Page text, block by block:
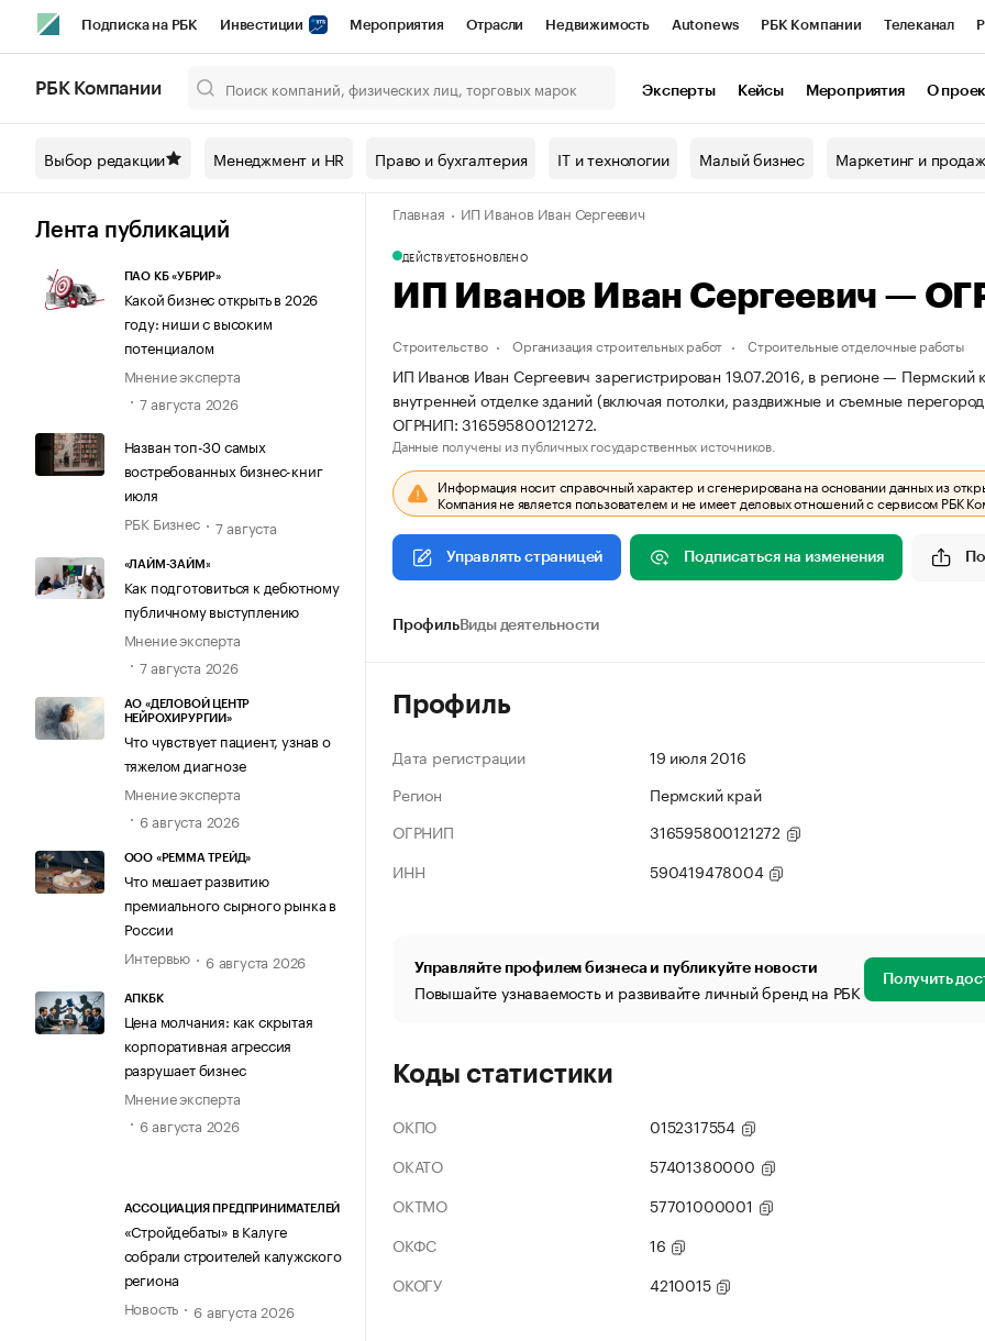
Подписка на РБК Инвестиции Мероприятия Отрасли Недвижимость Autonews РБК Компании Телеканал
Спецпроекты СПб Конференции СПб Спецпроекты Проверка контрагентов
Технологии и медиа Рынок наличной валюты
РБК Компании Эксперты Кейсы Мероприятия О
Выбор редакции Менеджмент и HR Право и бухгалтерия IT и технологии Малый бизнес Маркетинг и
Лента публикаций
ПАО КБ «УБРИР»
Какой бизнес открыть в 2026
году: ниши с высоким
потенциалом
Мнение эксперта
7 августа 2026
Назван топ-30 самых
востребованных бизнес-книг
июля
РБК Бизнес
7 августа
«ЛАЙМ-ЗАЙМ»
Как подготовиться к дебютному
публичному выступлению
Мнение эксперта
7 августа 2026
АО «ДЕЛОВОЙ ЦЕНТР
НЕЙРОХИРУРГИИ»
Что чувствует пациент, узнав о
тяжелом диагнозе
Мнение эксперта
6 августа 2026
ООО «РЕММА ТРЕЙД»
Что мешает развитию
премиального сырного рынка в
России
Интервью
6 августа 2026
АПКБК
Цена молчания: как скрытая
корпоративная агрессия
разрушает бизнес
Мнение эксперта
6 августа 2026
АССОЦИАЦИЯ ПРЕДПРИНИМАТЕЛЕЙ
«Стройдебаты» в Калуге
собрали строителей калужского
региона
Новость
6 августа 2026
Главная ИП Иванов Иван Сергеевич
ДЕЙСТВУЕТОБНОВЛЕНО
ИП Иванов Иван Сергеевич —
Строительство Организация строительных работ Строительные отделочные работы
ИП Иванов Иван Сергеевич зарегистрирован 19.07.2016, в регионе — Пермский
внутренней отделке зданий (включая потолки, раздвижные и съемные
ОГРНИП: 316595800121272.
Данные получены из публичных государственных источников.
Информация носит справочный характер и сгенерирована на основании данных из
Компания не является пользователем и не имеет деловых отношений с сервисом РБК
Управлять страницей Подписаться на изменения
ПрофильВиды деятельности
Профиль
Дата регистрации
19 июля 2016
Регион
Пермский край
ОГРНИП
316595800121272
ИНН
590419478004
Управляйте профилем бизнеса и публикуйте новости
Повышайте узнаваемость и развивайте личный бренд на РБК Получить
Коды статистики
ОКПО
0152317554
ОКАТО
57401380000
ОКТМО
57701000001
ОКФС
16
ОКОГУ
4210015